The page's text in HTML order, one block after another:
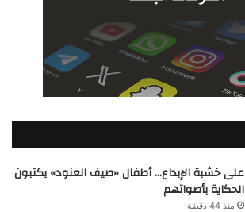
على خشبة الإبداع… أطفال «صيف العنود» يكتبون
الحكاية بأصواتهم
منذ 44 دقيقة